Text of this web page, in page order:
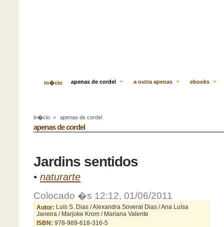
in�cio apenas de cordel a outra apenas ebooks
in�cio > apenas de cordel
apenas de cordel
Jardins sentidos
• naturarte
Colocado �s 12:12, 01/06/2011
Autor: Luís S. Dias / Alexandra Soveral Dias / Ana Luísa
Janeira / Marjoke Krom / Mariana Valente
ISBN: 978-989-618-316-5